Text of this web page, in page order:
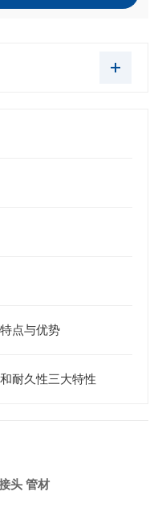
点与优势
耐久性三大特性
头 管材